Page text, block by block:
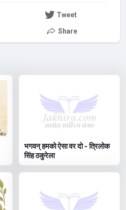
Tweet
Share
भगवन् हमको ऐसा वर दो - त्रिलोक
सिंह ठकुरेला